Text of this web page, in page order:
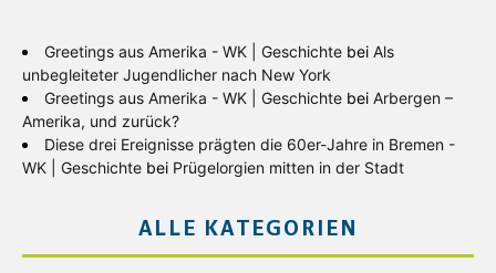
Greetings aus Amerika - WK | Geschichte bei Als
unbegleiteter Jugendlicher nach New York
Greetings aus Amerika - WK | Geschichte bei Arbergen –
Amerika, und zurück?
Diese drei Ereignisse prägten die 60er-Jahre in Bremen -
WK | Geschichte bei Prügelorgien mitten in der Stadt
ALLE KATEGORIEN